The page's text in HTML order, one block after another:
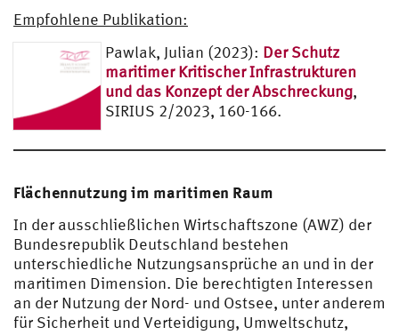
Empfohlene Publikation:
Pawlak, Julian (2023): Der Schutz
maritimer Kritischer Infrastrukturen
und das Konzept der Abschreckung,
SIRIUS 2/2023, 160-166.
Flächennutzung im maritimen Raum
In der ausschließlichen Wirtschaftszone (AWZ) der
Bundesrepublik Deutschland bestehen
unterschiedliche Nutzungsansprüche an und in der
maritimen Dimension. Die berechtigten Interessen
an der Nutzung der Nord- und Ostsee, unter anderem
für Sicherheit und Verteidigung, Umweltschutz,